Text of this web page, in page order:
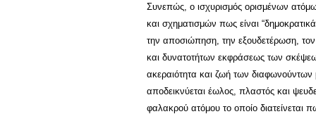
Συνεπώς, ο ισχυρισμός ορισμένων
και σχηματισμών πως είναι
την αποσιώπηση, την εξουδετέρωση,
και δυνατοτήτων εκφράσεως των
ακεραιότητα και ζωή των
αποδεικνύεται έωλος, πλαστός και
φαλακρού ατόμου το οποίο διατείνεται